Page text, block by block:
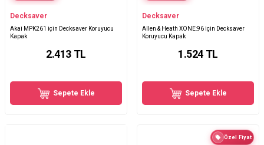
Decksaver
Akai MPK261 için Decksaver Koruyucu
Kapak
2.413 TL
Sepete Ekle
Decksaver
Allen & Heath XONE:96 için Decksaver
Koruyucu Kapak
1.524 TL
Sepete Ekle
Özel Fiyat